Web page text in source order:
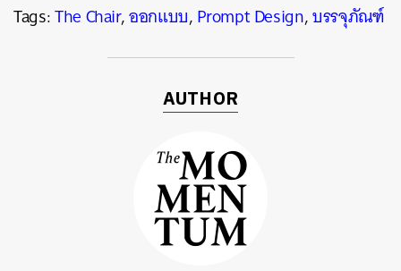
Tags:The Chair,ออกแบบ,Prompt Design,บรรจุภัณฑ์
AUTHOR